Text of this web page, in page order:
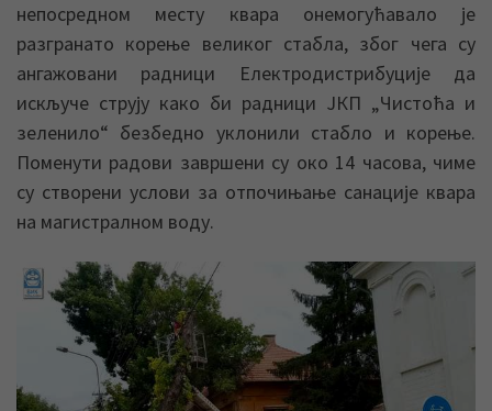
непосредном месту квара онемогућавало је
разгранато корење великог стабла, због чега су
ангажовани радници Електродистрибуције да
искључе струју како би радници ЈКП „Чистоћа и
зеленило“ безбедно уклонили стабло и корење.
Поменути радови завршени су око 14 часова, чиме
су створени услови за отпочињање санације квара
на магистралном воду.